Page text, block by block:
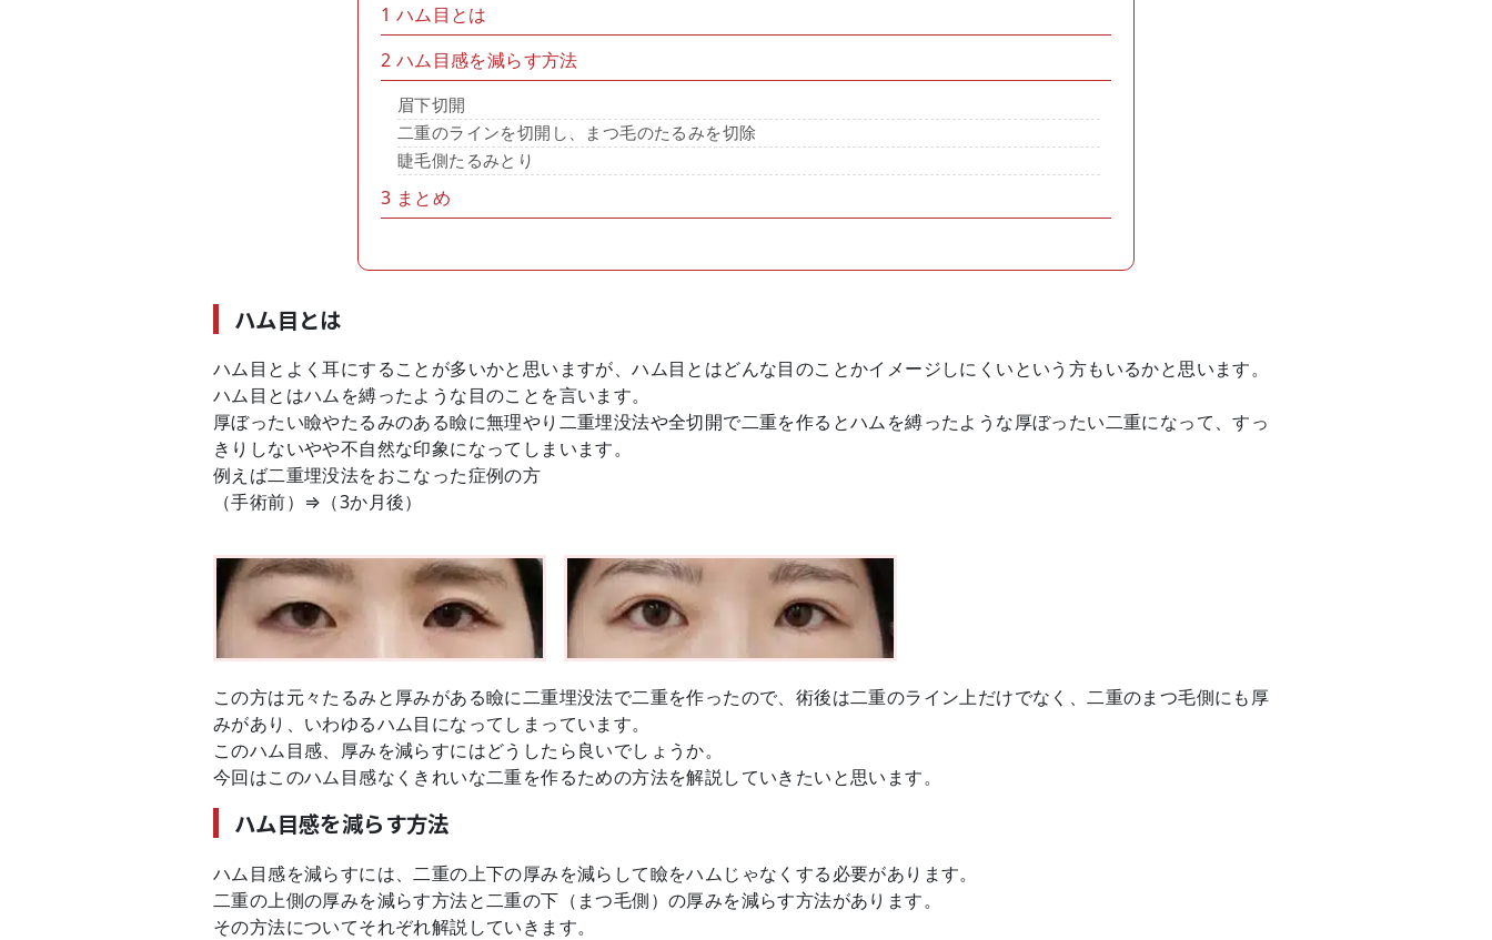
1 ハム目とは
2 ハム目感を減らす方法
眉下切開
二重のラインを切開し、まつ毛のたるみを切除
睫毛側たるみとり
3 まとめ
ハム目とは
ハム目とよく耳にすることが多いかと思いますが、ハム目とはどんな目のことかイメージしにくいという方もいるかと思います。
ハム目とはハムを縛ったような目のことを言います。
厚ぼったい瞼やたるみのある瞼に無理やり二重埋没法や全切開で二重を作るとハムを縛ったような厚ぼったい二重になって、すっ
きりしないやや不自然な印象になってしまいます。
例えば二重埋没法をおこなった症例の方
（手術前）⇒（3か月後）
この方は元々たるみと厚みがある瞼に二重埋没法で二重を作ったので、術後は二重のライン上だけでなく、二重のまつ毛側にも厚
みがあり、いわゆるハム目になってしまっています。
このハム目感、厚みを減らすにはどうしたら良いでしょうか。
今回はこのハム目感なくきれいな二重を作るための方法を解説していきたいと思います。
ハム目感を減らす方法
ハム目感を減らすには、二重の上下の厚みを減らして瞼をハムじゃなくする必要があります。
二重の上側の厚みを減らす方法と二重の下（まつ毛側）の厚みを減らす方法があります。
その方法についてそれぞれ解説していきます。